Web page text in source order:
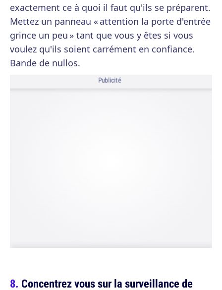
exactement ce à quoi il faut qu'ils se préparent.
Mettez un panneau « attention la porte d'entrée
grince un peu » tant que vous y êtes si vous
voulez qu'ils soient carrément en confiance.
Bande de nullos.
Publicité
Concentrez vous sur la surveillance de